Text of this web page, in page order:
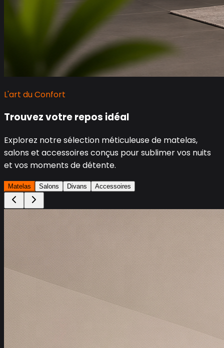
L'art du Confort
Trouvez votre repos idéal
Explorez notre sélection méticuleuse de matelas,
salons et accessoires conçus pour sublimer vos nuits
et vos moments de détente.
Matelas Salons Divans Accessoires